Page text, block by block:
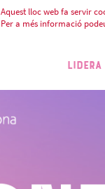
Aquest lloc web fa servir
Per a més informació
LIDERA